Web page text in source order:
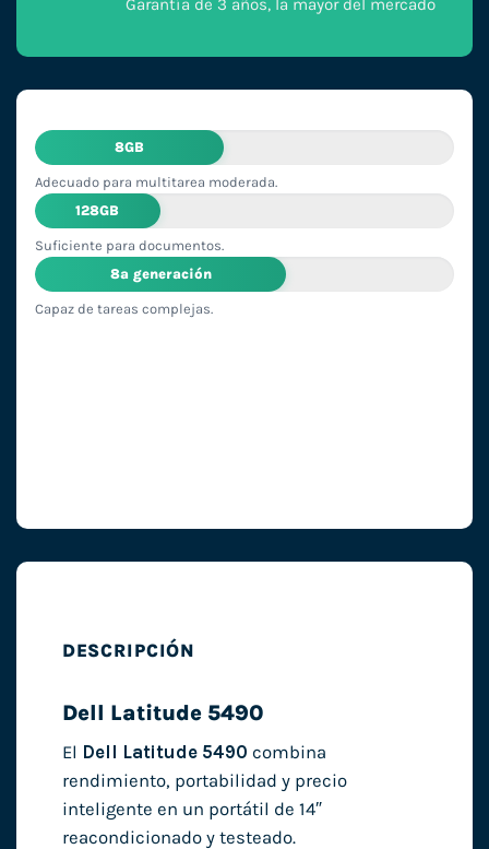
Garantía de 3 años, la mayor del mercado
8GB
Adecuado para multitarea moderada.
128GB
Suficiente para documentos.
8ª generación
Capaz de tareas complejas.
DESCRIPCIÓN
Dell Latitude 5490
El Dell Latitude 5490 combina
rendimiento, portabilidad y precio
inteligente en un portátil de 14″
reacondicionado y testeado.